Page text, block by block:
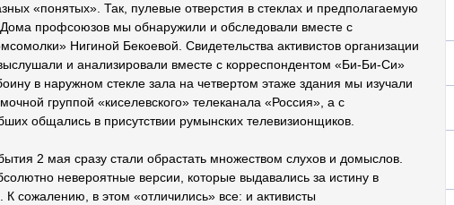
«понятых». Так, пулевые отверстия в стеклах и предполагаемую
Дома профсоюзов мы обнаружили и обследовали вместе с
Нигиной Бекоевой. Свидетельства активистов организации
и анализировали вместе с корреспондентом «Би-Би-Си»
в наружном стекле зала на четвертом этаже здания мы изучали
группой «киселевского» телеканала «Россия», а с
общались в присутствии румынских телевизионщиков.
2 мая сразу стали обрастать множеством слухов и домыслов.
невероятные версии, которые выдавались за истину в
К сожалению, в этом «отличились» все: и активисты